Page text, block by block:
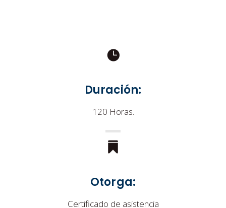
Duración:
120 Horas.
Otorga:
Certificado de asistencia